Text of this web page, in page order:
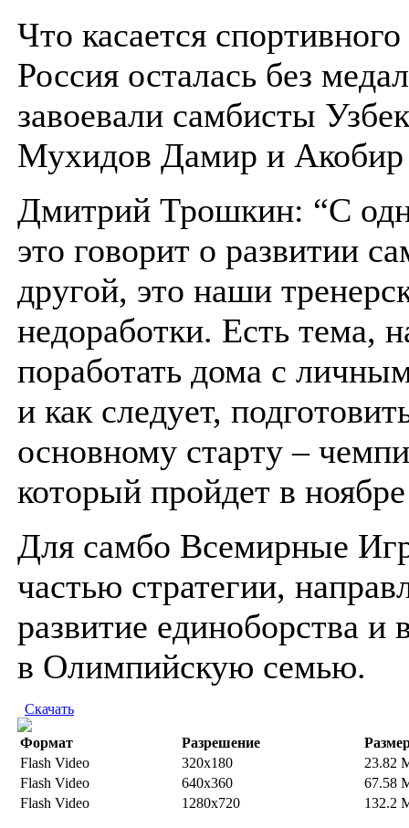
Что касается
Россия осталась без
завоевали самбисты
Мухидов Дамир и Акобир
Дмитрий Трошкин: “С
это говорит о развитии
другой, это наши
недоработки. Есть тема,
поработать дома с
и как следует,
основному старту –
который пройдет в
Для самбо Всемирные
частью стратегии,
развитие единоборства и
в Олимпийскую семью.
Скачать
Формат Разрешение
Flash Video
320x180
23.82
Flash Video
640x360
67.58
Flash Video
1280x720 132.2